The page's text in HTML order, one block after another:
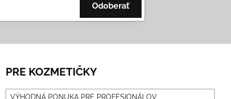
Odoberať
PRE KOZMETIČKY
VÝHODNÁ PONUKA PRE PROFESIONÁLOV